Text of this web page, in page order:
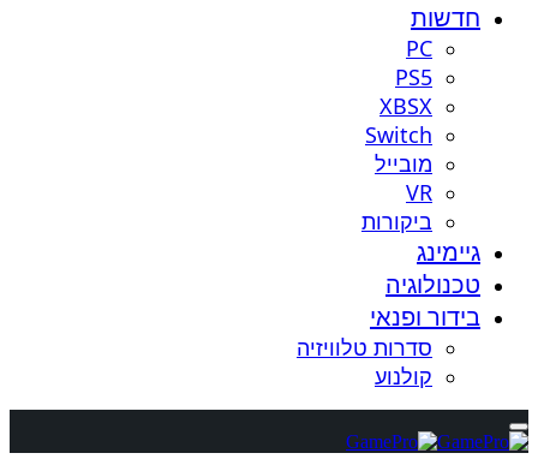
חדשות
PC
PS5
XBSX
Switch
מובייל
VR
ביקורות
גיימינג
טכנולוגיה
בידור ופנאי
סדרות טלוויזיה
קולנוע